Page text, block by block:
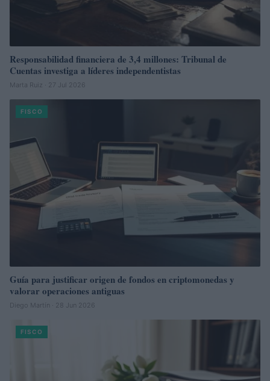
Responsabilidad financiera de 3,4 millones: Tribunal de
Cuentas investiga a líderes independentistas
Marta Ruiz · 27 Jul 2026
FISCO
Guía para justificar origen de fondos en criptomonedas y
valorar operaciones antiguas
Diego Martín · 28 Jun 2026
FISCO